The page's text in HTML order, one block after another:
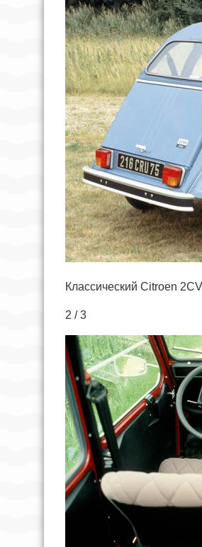
Классический Citroen 2CV
2 / 3